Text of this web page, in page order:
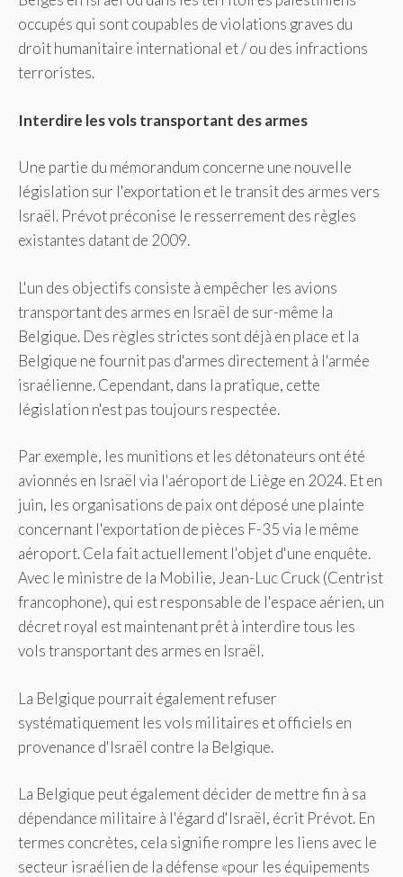
occupés qui sont coupables de violations graves du
droit humanitaire international et / ou des infractions
terroristes.
Interdire les vols transportant des armes
Une partie du mémorandum concerne une nouvelle
législation sur l'exportation et le transit des armes vers
Israël. Prévot préconise le resserrement des règles
existantes datant de 2009.
L'un des objectifs consiste à empêcher les avions
transportant des armes en Israël de sur-même la
Belgique. Des règles strictes sont déjà en place et la
Belgique ne fournit pas d'armes directement à l'armée
israélienne. Cependant, dans la pratique, cette
législation n'est pas toujours respectée.
Par exemple, les munitions et les détonateurs ont été
avionnés en Israël via l'aéroport de Liège en 2024. Et en
juin, les organisations de paix ont déposé une plainte
concernant l'exportation de pièces F-35 via le même
aéroport. Cela fait actuellement l'objet d'une enquête.
Avec le ministre de la Mobilie, Jean-Luc Cruck (Centrist
francophone), qui est responsable de l'espace aérien, un
décret royal est maintenant prêt à interdire tous les
vols transportant des armes en Israël.
La Belgique pourrait également refuser
systématiquement les vols militaires et officiels en
provenance d'Israël contre la Belgique.
La Belgique peut également décider de mettre fin à sa
dépendance militaire à l'égard d'Israël, écrit Prévot. En
termes concrètes, cela signifie rompre les liens avec le
secteur israélien de la défense «pour les équipements